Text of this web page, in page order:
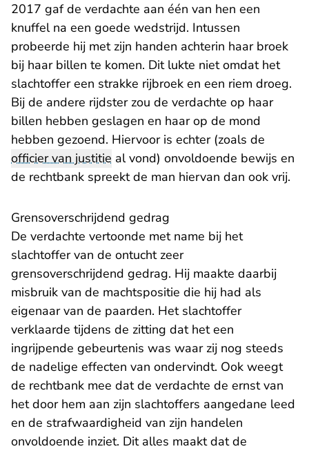
2017 gaf de verdachte aan één van hen een
knuffel na een goede wedstrijd. Intussen
probeerde hij met zijn handen achterin haar broek
bij haar billen te komen. Dit lukte niet omdat het
slachtoffer een strakke rijbroek en een riem droeg.
Bij de andere rijdster zou de verdachte op haar
billen hebben geslagen en haar op de mond
hebben gezoend. Hiervoor is echter (zoals de
officier van justitie al vond) onvoldoende bewijs en
de rechtbank spreekt de man hiervan dan ook vrij.
Grensoverschrijdend gedrag
De verdachte vertoonde met name bij het
slachtoffer van de ontucht zeer
grensoverschrijdend gedrag. Hij maakte daarbij
misbruik van de machtspositie die hij had als
eigenaar van de paarden. Het slachtoffer
verklaarde tijdens de zitting dat het een
ingrijpende gebeurtenis was waar zij nog steeds
de nadelige effecten van ondervindt. Ook weegt
de rechtbank mee dat de verdachte de ernst van
het door hem aan zijn slachtoffers aangedane leed
en de strafwaardigheid van zijn handelen
onvoldoende inziet. Dit alles maakt dat de